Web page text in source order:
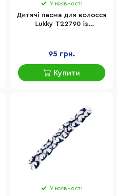
У наявності
Дитячі пасма для волосся
Lukky T22790 із
95 грн.
Купити
У наявності